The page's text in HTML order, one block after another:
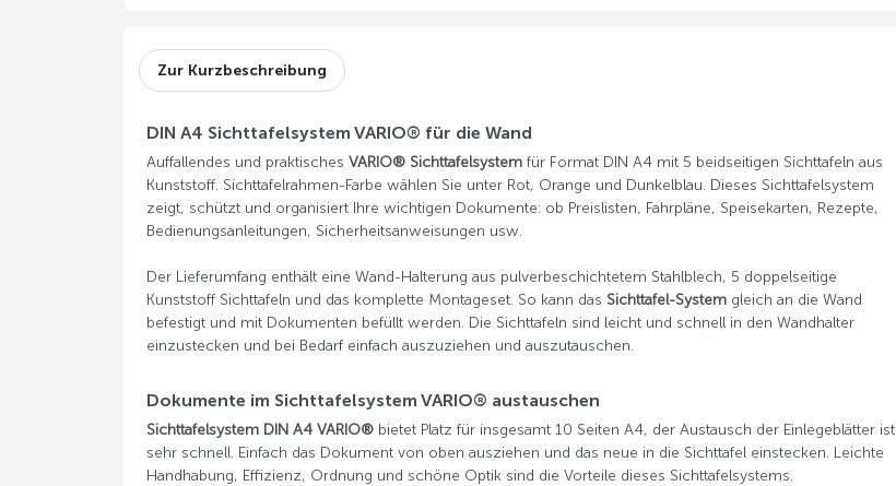
Zur Kurzbeschreibung
DIN A4 Sichttafelsystem VARIO® für die Wand
Auffallendes und praktisches VARIO® Sichttafelsystemfür Format DIN A4 mit 5 beidseitigen Sichttafeln aus
Kunststoff. Sichttafelrahmen-Farbe wählen Sie unter Rot, Orange und Dunkelblau. Dieses Sichttafelsystem
zeigt, schützt und organisiert Ihre wichtigen Dokumente: ob Preislisten, Fahrpläne, Speisekarten, Rezepte,
Bedienungsanleitungen, Sicherheitsanweisungen usw.
Der Lieferumfang enthält eine Wand-Halterung aus pulverbeschichtetem Stahlblech, 5 doppelseitige
Kunststoff Sichttafeln und das komplette Montageset. So kann das Sichttafel-Systemgleich an die Wand
befestigt und mit Dokumenten befüllt werden. Die Sichttafeln sind leicht und schnell in den Wandhalter
einzustecken und bei Bedarf einfach auszuziehen und auszutauschen.
Dokumente im Sichttafelsystem VARIO® austauschen
Sichttafelsystem DIN A4 VARIO®bietet Platz für insgesamt 10 Seiten A4, der Austausch der Einlegeblätter ist
sehr schnell. Einfach das Dokument von oben ausziehen und das neue in die Sichttafel einstecken. Leichte
Handhabung, Effizienz, Ordnung und schöne Optik sind die Vorteile dieses Sichttafelsystems.